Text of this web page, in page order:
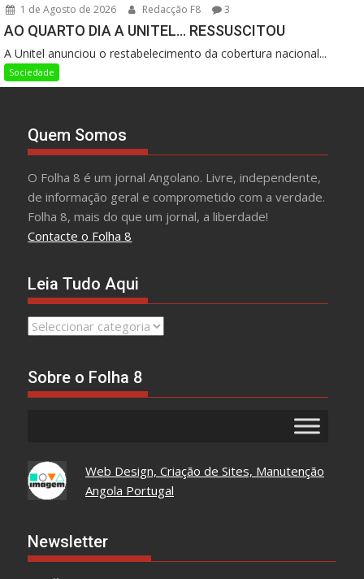
1 de Agosto de 2026 Redacção F8 3
AO QUARTO DIA A UNITEL… RESSUSCITOU
A Unitel anunciou o restabelecimento da cobertura nacional...
Sociedade
Quem Somos
O Folha 8 é um jornal Angolano. Livre, independente,
de informação geral e comprometido com a verdade.
Folha 8, mais do que um jornal, a liberdade!
Contacte o Folha 8
Leia Tudo Aqui
Leia
Sobre o Folha 8
Web Design, Criação de Sites, Manutenção
Angola Portugal
Newsletter